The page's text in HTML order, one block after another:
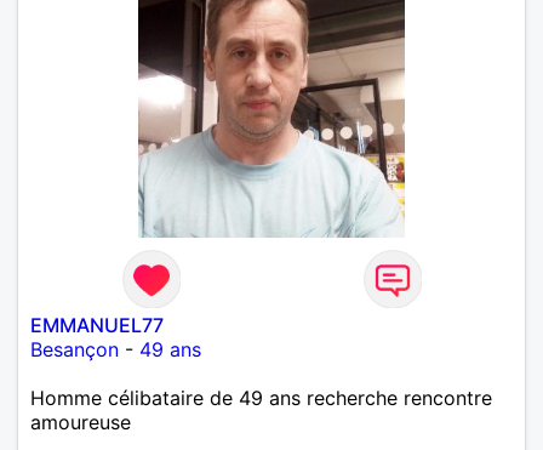
EMMANUEL77
Besançon - 49 ans
Homme célibataire de 49 ans recherche rencontre
amoureuse